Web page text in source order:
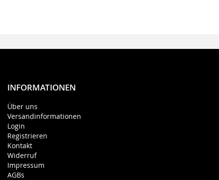
INFORMATIONEN
Über uns
Versandinformationen
Login
Registrieren
Kontakt
Widerruf
Impressum
AGBs